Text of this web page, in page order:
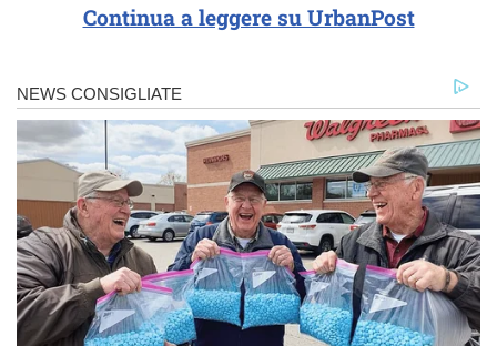
Continua a leggere su UrbanPost